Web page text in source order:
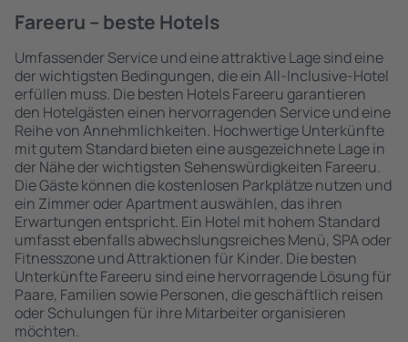
Fareeru – beste Hotels
Umfassender Service und eine attraktive Lage sind eine
der wichtigsten Bedingungen, die ein All-Inclusive-Hotel
erfüllen muss. Die besten Hotels Fareeru garantieren
den Hotelgästen einen hervorragenden Service und eine
Reihe von Annehmlichkeiten. Hochwertige Unterkünfte
mit gutem Standard bieten eine ausgezeichnete Lage in
der Nähe der wichtigsten Sehenswürdigkeiten Fareeru.
Die Gäste können die kostenlosen Parkplätze nutzen und
ein Zimmer oder Apartment auswählen, das ihren
Erwartungen entspricht. Ein Hotel mit hohem Standard
umfasst ebenfalls abwechslungsreiches Menü, SPA oder
Fitnesszone und Attraktionen für Kinder. Die besten
Unterkünfte Fareeru sind eine hervorragende Lösung für
Paare, Familien sowie Personen, die geschäftlich reisen
oder Schulungen für ihre Mitarbeiter organisieren
möchten.